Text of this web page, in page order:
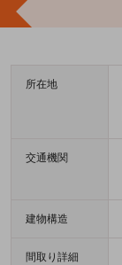
所在地
交通機関
建物構造
間取り詳細